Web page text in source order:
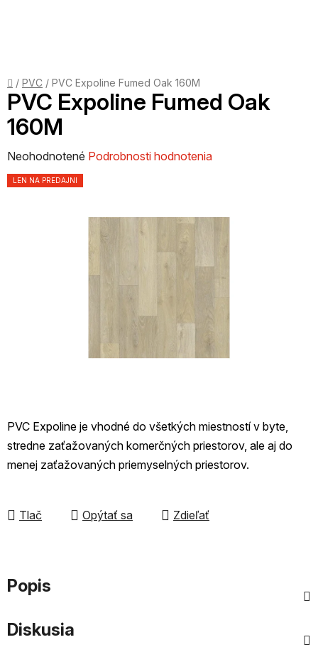
Domov
/ PVC / PVC Expoline Fumed Oak 160M
PVC Expoline je vhodné do všetkých miestností v byte,
stredne zaťažovaných komerčných priestorov, ale aj do
menej zaťažovaných priemyselných priestorov.
Tlač Opýtať sa Zdieľať
PVC Expoline Fumed Oak
160M
Priemerné
hodnotenie
Neohodnotené Podrobnosti hodnotenia
LEN NA PREDAJNI
Popis
Diskusia